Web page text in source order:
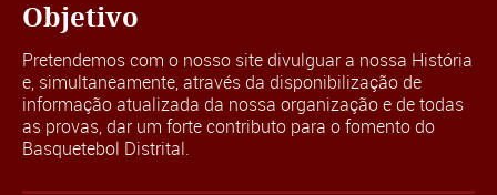
Objetivo
Pretendemos com o nosso site divulguar a nossa História
e, simultaneamente, através da disponibilização de
informação atualizada da nossa organização e de todas
as provas, dar um forte contributo para o fomento do
Basquetebol Distrital.